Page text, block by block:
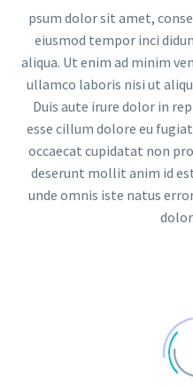
psum dolor sit amet,
eiusmod tempor inci
aliqua. Ut enim ad minim
ullamco laboris nisi ut
Duis aute irure dolor in
esse cillum dolore eu
occaecat cupidatat non
deserunt mollit anim id
unde omnis iste natus